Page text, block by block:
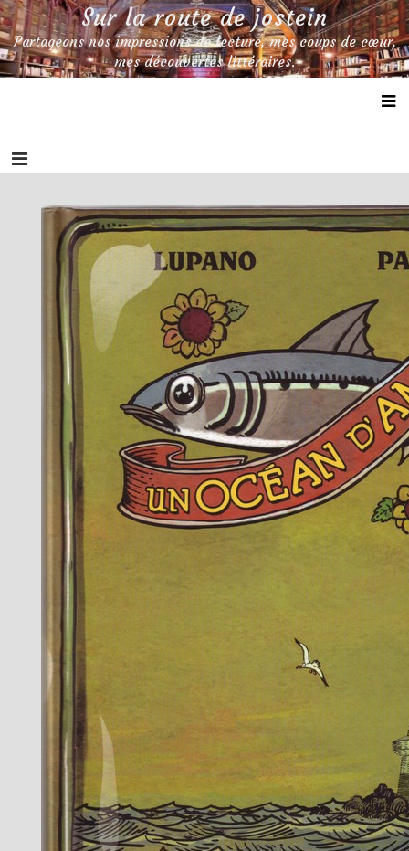
Skip
to
content
Sur la route de jostein
Partageons nos impressions de lecture, mes coups de cœur,
mes découvertes littéraires.